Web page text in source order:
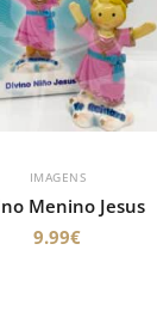
IMAGENS
Menino Jesus
9.99€